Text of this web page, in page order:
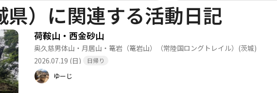
県）に関連する活動日記
荷鞍山・西金砂山
奥久慈男体山・月居山・篭岩（篭岩山）（常陸国ロングトレイル） (茨城)
2026.07.19 (日)
日帰り
ゆーじ